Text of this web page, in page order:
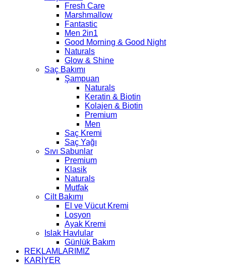
Fresh Care
Marshmallow
Fantastic
Men 2in1
Good Morning & Good Night
Naturals
Glow & Shine
Saç Bakımı
Şampuan
Naturals
Keratin & Biotin
Kolajen & Biotin
Premium
Men
Saç Kremi
Saç Yağı
Sıvı Sabunlar
Premium
Klasik
Naturals
Mutfak
Cilt Bakımı
El ve Vücut Kremi
Losyon
Ayak Kremi
Islak Havlular
Günlük Bakım
REKLAMLARIMIZ
KARİYER